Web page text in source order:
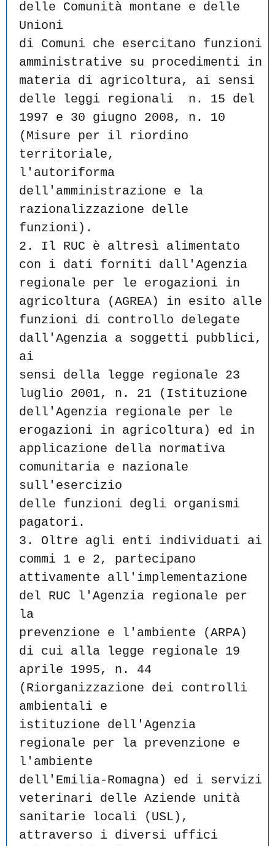
delle Comunità montane e delle
Unioni
di Comuni che esercitano funzioni
amministrative su procedimenti in
materia di agricoltura, ai sensi
delle leggi regionali  n. 15 del
1997 e 30 giugno 2008, n. 10
(Misure per il riordino
territoriale,
l'autoriforma
dell'amministrazione e la
razionalizzazione delle
funzioni).
2. Il RUC è altresì alimentato
con i dati forniti dall'Agenzia
regionale per le erogazioni in
agricoltura (AGREA) in esito alle
funzioni di controllo delegate
dall'Agenzia a soggetti pubblici,
ai
sensi della legge regionale 23
luglio 2001, n. 21 (Istituzione
dell'Agenzia regionale per le
erogazioni in agricoltura) ed in
applicazione della normativa
comunitaria e nazionale
sull'esercizio
delle funzioni degli organismi
pagatori.
3. Oltre agli enti individuati ai
commi 1 e 2, partecipano
attivamente all'implementazione
del RUC l'Agenzia regionale per
la
prevenzione e l'ambiente (ARPA)
di cui alla legge regionale 19
aprile 1995, n. 44
(Riorganizzazione dei controlli
ambientali e
istituzione dell'Agenzia
regionale per la prevenzione e
l'ambiente
dell'Emilia-Romagna) ed i servizi
veterinari delle Aziende unità
sanitarie locali (USL),
attraverso i diversi uffici